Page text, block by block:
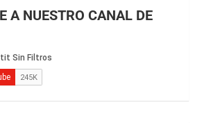
A NUESTRO CANAL DE